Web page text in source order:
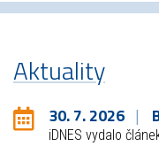
Aktuality
30. 7. 2026
iDNES vydalo